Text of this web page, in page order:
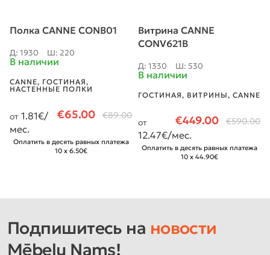
Полка CANNE CONB01
Д: 1930 Ш: 220
В наличии
CANNE, ГОСТИНАЯ,
НАСТЕННЫЕ ПОЛКИ
€65.00 €89.00
от 1.81€/
мес.
Оплатить в десять равных платежа
10 x 6.50€
Витрина CANNE
CONV621B
Д: 1330 Ш: 530
В наличии
ГОСТИНАЯ, ВИТРИНЫ, CANNE
€449.00 €590.00
от
12.47€/мес.
Оплатить в десять равных платежа
10 x 44.90€
Подпишитесь на новости
Mēbeļu Nams!